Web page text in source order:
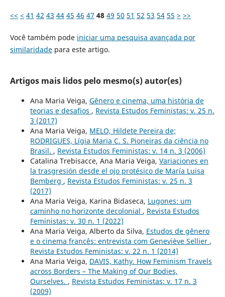
<< < 41 42 43 44 45 46 47 48 49 50 51 52 53 54 55 > >>
Você também pode iniciar uma pesquisa avançada por
similaridadepara este artigo.
Artigos mais lidos pelo mesmo(s) autor(es)
Ana Maria Veiga, Gênero e cinema, uma história de
teorias e desafios , Revista Estudos Feministas: v. 25 n.
3 (2017)
Ana Maria Veiga, MELO, Hildete Pereira de;
RODRIGUES, Lígia Maria C. S. Pioneiras da ciência no
Brasil. , Revista Estudos Feministas: v. 14 n. 3 (2006)
Catalina Trebisacce, Ana Maria Veiga, Variaciones en
la trasgresión desde el ojo protésico de María Luisa
Bemberg , Revista Estudos Feministas: v. 25 n. 3
(2017)
Ana Maria Veiga, Karina Bidaseca, Lugones: um
caminho no horizonte decolonial , Revista Estudos
Feministas: v. 30 n. 1 (2022)
Ana Maria Veiga, Alberto da Silva, Estudos de gênero
e o cinema francês: entrevista com Geneviève Sellier ,
Revista Estudos Feministas: v. 22 n. 1 (2014)
Ana Maria Veiga, DAVIS, Kathy. How Feminism Travels
across Borders – The Making of Our Bodies,
Ourselves. , Revista Estudos Feministas: v. 17 n. 3
(2009)